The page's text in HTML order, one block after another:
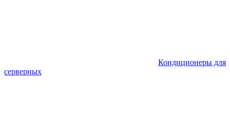
Кондиционеры для
серверных